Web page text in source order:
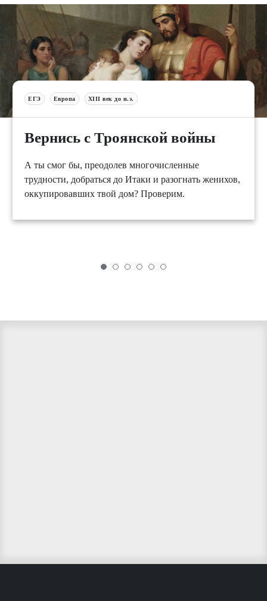
ЕГЭ Европа XIII век до н.э.
Вернись с Троянской войны
А ты смог бы, преодолев многочисленные
трудности, добраться до Итаки и разогнать женихов,
оккупировавших твой дом? Проверим.